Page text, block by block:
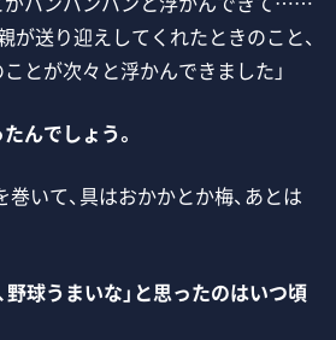
が送り迎えしてくれたときのこと、
とが次々と浮かんできました」
んでしょう。
巻いて、具はおかかとか梅、あとは
球うまいな」と思ったのはいつ頃